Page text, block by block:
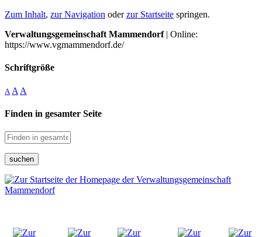
Zum Inhalt, zur Navigation oderzur Startseite springen.
Verwaltungsgemeinschaft Mammendorf| Online:
https://www.vgmammendorf.de/
Schriftgröße
A A A
Finden in gesamter Seite
suchen